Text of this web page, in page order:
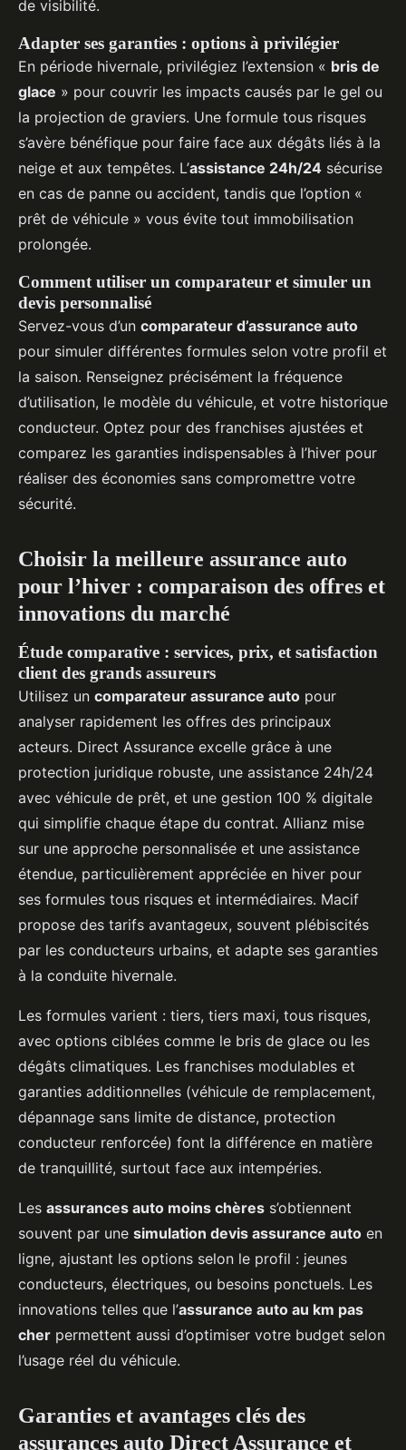
de visibilité.
Adapter ses garanties : options à privilégier
En période hivernale, privilégiez l’extension « bris de
glace » pour couvrir les impacts causés par le gel ou
la projection de graviers. Une formule tous risques
s’avère bénéfique pour faire face aux dégâts liés à la
neige et aux tempêtes. L’assistance 24h/24 sécurise
en cas de panne ou accident, tandis que l’option «
prêt de véhicule » vous évite tout immobilisation
prolongée.
Comment utiliser un comparateur et simuler un
devis personnalisé
Servez-vous d’un comparateur d’assurance auto
pour simuler différentes formules selon votre profil et
la saison. Renseignez précisément la fréquence
d’utilisation, le modèle du véhicule, et votre historique
conducteur. Optez pour des franchises ajustées et
comparez les garanties indispensables à l’hiver pour
réaliser des économies sans compromettre votre
sécurité.
Choisir la meilleure assurance auto
pour l’hiver : comparaison des offres et
innovations du marché
Étude comparative : services, prix, et satisfaction
client des grands assureurs
Utilisez un comparateur assurance auto pour
analyser rapidement les offres des principaux
acteurs. Direct Assurance excelle grâce à une
protection juridique robuste, une assistance 24h/24
avec véhicule de prêt, et une gestion 100 % digitale
qui simplifie chaque étape du contrat. Allianz mise
sur une approche personnalisée et une assistance
étendue, particulièrement appréciée en hiver pour
ses formules tous risques et intermédiaires. Macif
propose des tarifs avantageux, souvent plébiscités
par les conducteurs urbains, et adapte ses garanties
à la conduite hivernale.
Les formules varient : tiers, tiers maxi, tous risques,
avec options ciblées comme le bris de glace ou les
dégâts climatiques. Les franchises modulables et
garanties additionnelles (véhicule de remplacement,
dépannage sans limite de distance, protection
conducteur renforcée) font la différence en matière
de tranquillité, surtout face aux intempéries.
Les assurances auto moins chères s’obtiennent
souvent par une simulation devis assurance auto en
ligne, ajustant les options selon le profil : jeunes
conducteurs, électriques, ou besoins ponctuels. Les
innovations telles que l’assurance auto au km pas
cher permettent aussi d’optimiser votre budget selon
l’usage réel du véhicule.
Garanties et avantages clés des
assurances auto Direct Assurance et